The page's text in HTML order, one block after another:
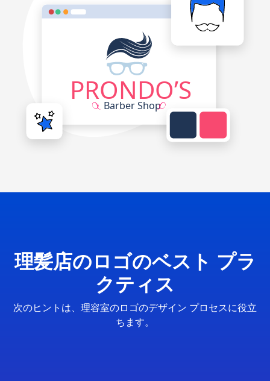
理髪店のロゴのベスト プラ
クティス
次のヒントは、理容室のロゴのデザイン プロセスに役立
ちます。